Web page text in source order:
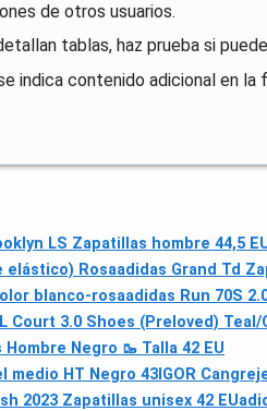
de otros usuarios.
tablas, haz prueba si
indica contenido adicional en
LS Zapatillas hombre 44,5
elástico) Rosaadidas Grand Td
blanco-rosaadidas Run 70S
Court 3.0 Shoes (Preloved)
Negro 🥾 Talla 42 EU
medio HT Negro 43 IGOR
2023 Zapatillas unisex 42 EU